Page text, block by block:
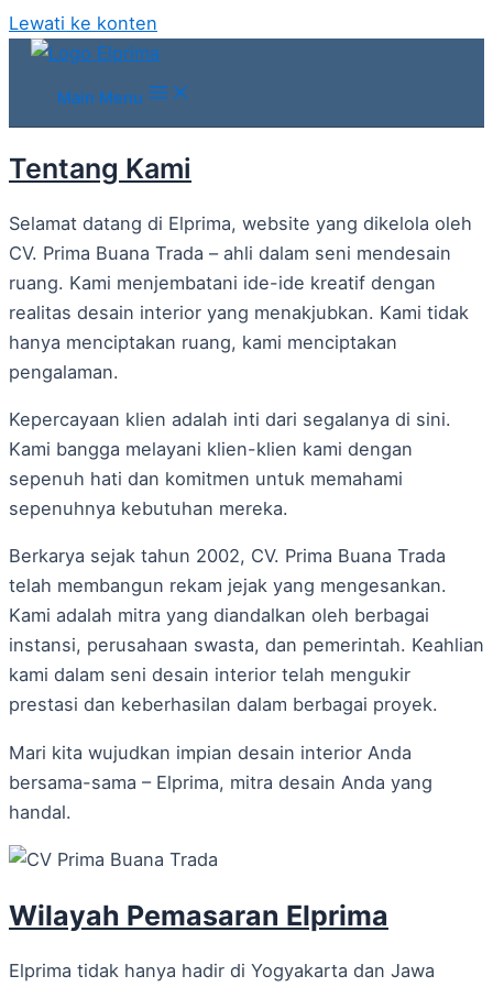
Lewati ke konten
Main Menu
Tentang Kami
Selamat datang di Elprima, website yang dikelola oleh
CV. Prima Buana Trada – ahli dalam seni mendesain
ruang. Kami menjembatani ide-ide kreatif dengan
realitas desain interior yang menakjubkan. Kami tidak
hanya menciptakan ruang, kami menciptakan
pengalaman.
Kepercayaan klien adalah inti dari segalanya di sini.
Kami bangga melayani klien-klien kami dengan
sepenuh hati dan komitmen untuk memahami
sepenuhnya kebutuhan mereka.
Berkarya sejak tahun 2002, CV. Prima Buana Trada
telah membangun rekam jejak yang mengesankan.
Kami adalah mitra yang diandalkan oleh berbagai
instansi, perusahaan swasta, dan pemerintah. Keahlian
kami dalam seni desain interior telah mengukir
prestasi dan keberhasilan dalam berbagai proyek.
Mari kita wujudkan impian desain interior Anda
bersama-sama – Elprima, mitra desain Anda yang
handal.
Wilayah Pemasaran Elprima
Elprima tidak hanya hadir di Yogyakarta dan Jawa